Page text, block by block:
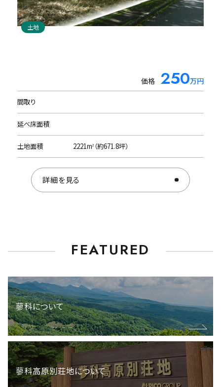
土地
価格 100万円
間取り
延べ床面積
土地面積 1,309m 2（約395坪）
詳細を見る
土地
【眺望区画】緩やかな南傾斜の土地です。メイン道路
に面しておりアクセスの良い区画です。伐採によって
土地
価格 250万円
間取り
延べ床面積
土地面積 2221m2 （約671.8坪）
詳細を見る
建物(中古物件)
https://www.re-sort.jp/property/a-0522a
中古物件をご希望のお客様は
仲介協力会社
株式会社リゾートメンテナンス様ページをご覧くだ
価格 400 万円
FEATURED
蓼科について
蓼科高原別荘地について